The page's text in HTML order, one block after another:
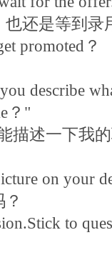
还是等到录
promoted？
describe
？"
描述一下我
on your
to